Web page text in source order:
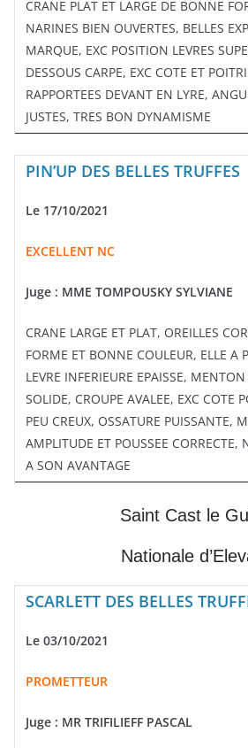
CRANE PLAT ET LARGE DE BONNE
NARINES BIEN OUVERTES, BELLES
MARQUE, EXC POSITION LEVRES
DESSOUS CARPE, EXC COTE ET
RAPPORTEES DEVANT EN LYRE,
JUSTES, TRES BON DYNAMISME
PIN’UP DES BELLES TRUFFES
Le 17/10/2021
EXCELLENT NC
Juge : MME TOMPOUSKY SYLVIANE
CRANE LARGE ET PLAT, OREILLES
FORME ET BONNE COULEUR, ELLE A
LEVRE INFERIEURE EPAISSE,
SOLIDE, CROUPE AVALEE, EXC COTE
PEU CREUX, OSSATURE PUISSANTE,
AMPLITUDE ET POUSSEE CORRECTE,
A SON AVANTAGE
Saint Cast le
Nationale
SCARLETT DES BELLES
Le 03/10/2021
PROMETTEUR
Juge : MR TRIFILIEFF PASCAL